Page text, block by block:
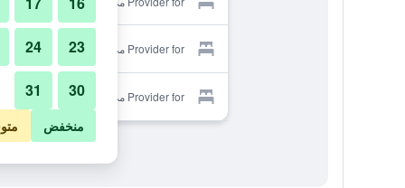
Provider for مي هسياو يون هوستل
Provider for مي هسياو يون هوستل
23
24
30
31
منخفض